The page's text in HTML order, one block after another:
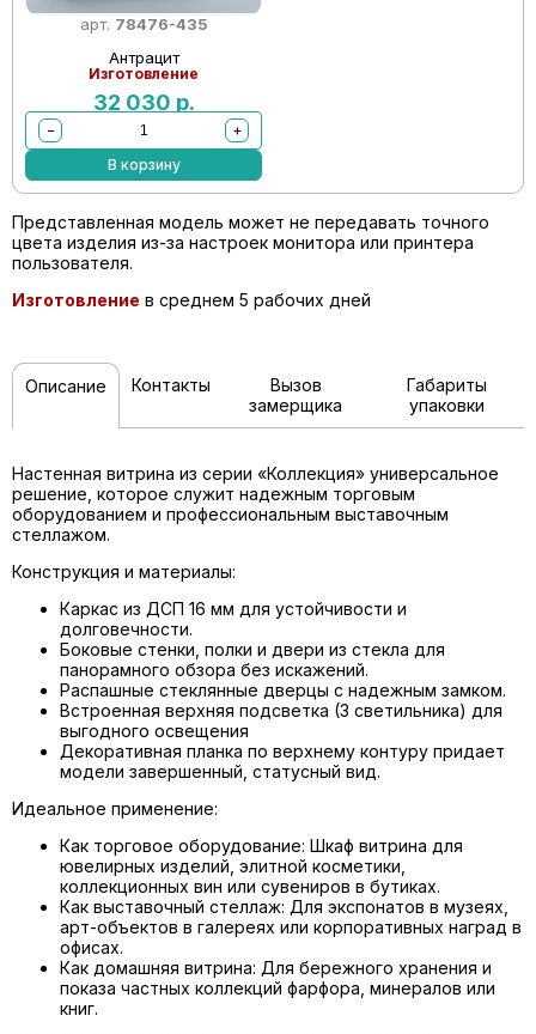
арт. 78476-435
Антрацит
Изготовление
32 030 р.
−
+
В корзину
Представленная модель может не передавать точного
цвета изделия из-за настроек монитора или принтера
пользователя.
Изготовление в среднем 5 рабочих дней
Описание Контакты
Вызов
замерщика
Габариты
упаковки
Настенная витрина из серии «Коллекция» универсальное
решение, которое служит надежным торговым
оборудованием и профессиональным выставочным
стеллажом.
Конструкция и материалы:
Каркас из ДСП 16 мм для устойчивости и
долговечности.
Боковые стенки, полки и двери из стекла для
панорамного обзора без искажений.
Распашные стеклянные дверцы с надежным замком.
Встроенная верхняя подсветка (3 светильника) для
выгодного освещения
Декоративная планка по верхнему контуру придает
модели завершенный, статусный вид.
Идеальное применение:
Как торговое оборудование: Шкаф витрина для
ювелирных изделий, элитной косметики,
коллекционных вин или сувениров в бутиках.
Как выставочный стеллаж: Для экспонатов в музеях,
арт-объектов в галереях или корпоративных наград в
офисах.
Как домашняя витрина: Для бережного хранения и
показа частных коллекций фарфора, минералов или
книг.